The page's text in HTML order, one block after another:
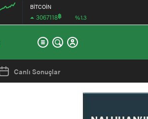
BİTCOİN
3067118฿ %1.3
Canlı Sonuçlar